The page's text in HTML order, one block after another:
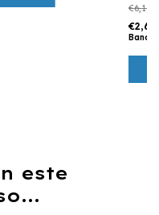
€6,16
€2,62
este